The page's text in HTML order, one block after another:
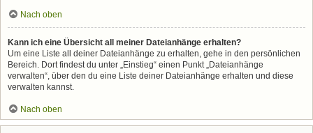
Nach oben
Kann ich eine Übersicht all meiner Dateianhänge erhalten?
Um eine Liste all deiner Dateianhänge zu erhalten, gehe in den persönlichen
Bereich. Dort findest du unter „Einstieg“ einen Punkt „Dateianhänge
verwalten“, über den du eine Liste deiner Dateianhänge erhalten und diese
verwalten kannst.
Nach oben